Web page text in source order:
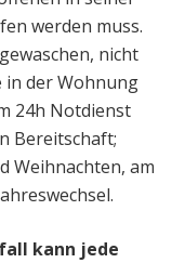
werden muss.
nicht
in der Wohnung
24h Notdienst
Bereitschaft;
Weihnachten, am
kann jede